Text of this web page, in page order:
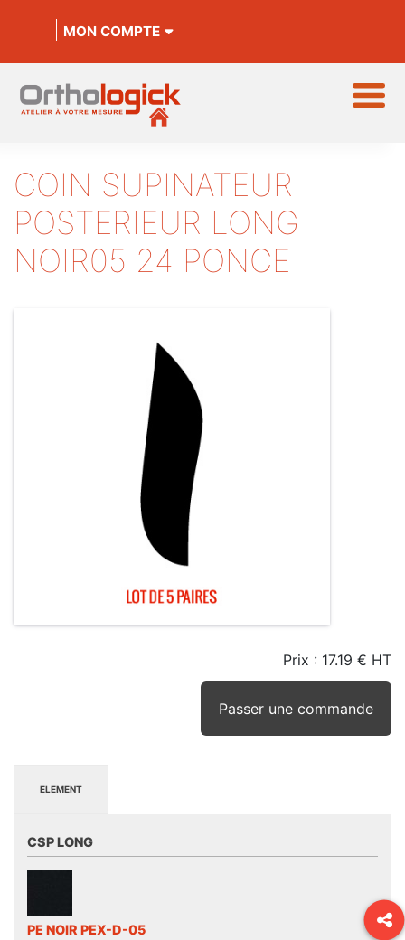
MON COMPTE
COIN SUPINATEUR
POSTERIEUR LONG
NOIR05 24 PONCE
STOCK
Prix : 17.19 € HT
Passer une commande
ELEMENT
CSP LONG
PE NOIR PEX-D-05